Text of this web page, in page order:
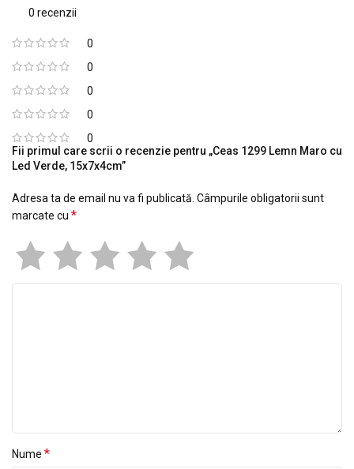
0 recenzii
0
0
0
0
0
Fii primul care scrii o recenzie pentru „Ceas 1299 Lemn Maro cu
Led Verde, 15x7x4cm”
Adresa ta de email nu va fi publicată. Câmpurile obligatorii sunt
marcate cu *
Nume *